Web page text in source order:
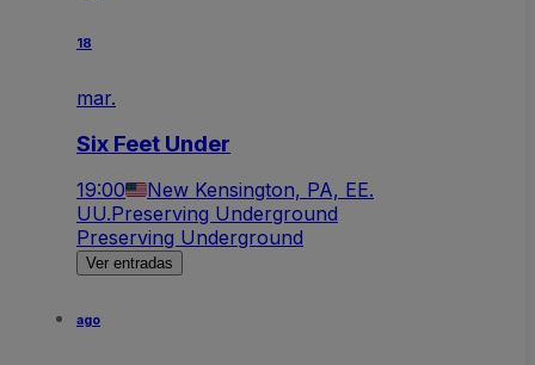
18
mar.
Six Feet Under
19:00
New Kensington, PA, EE.
UU.Preserving Underground
Preserving Underground
Ver entradas
ago